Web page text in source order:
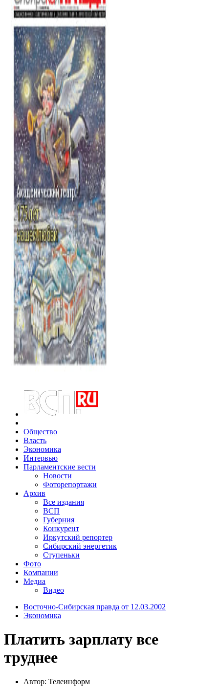
Общество
Власть
Экономика
Интервью
Парламентские вести
Новости
Фоторепортажи
Архив
Все издания
ВСП
Губерния
Конкурент
Иркутский репортер
Сибирский энергетик
Ступеньки
Фото
Компании
Медиа
Видео
Восточно-Сибирская правда от 12.03.2002
Экономика
Платить зарплату все
труднее
Автор: Телеинформ